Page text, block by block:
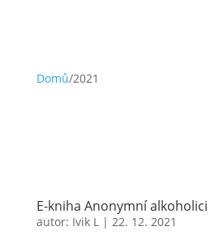
Domů/2021
E-kniha Anonymní alkoholici
autor: Ivik L| 22. 12. 2021